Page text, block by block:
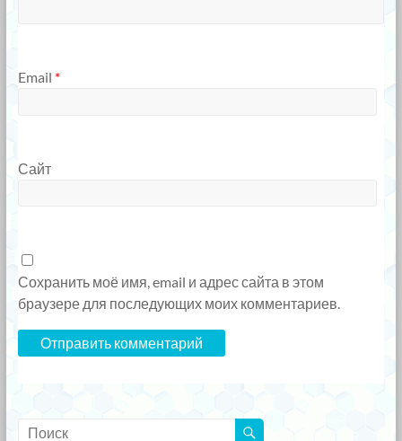
Email *
Сайт
Сохранить моё имя, email и адрес сайта в этом
браузере для последующих моих комментариев.